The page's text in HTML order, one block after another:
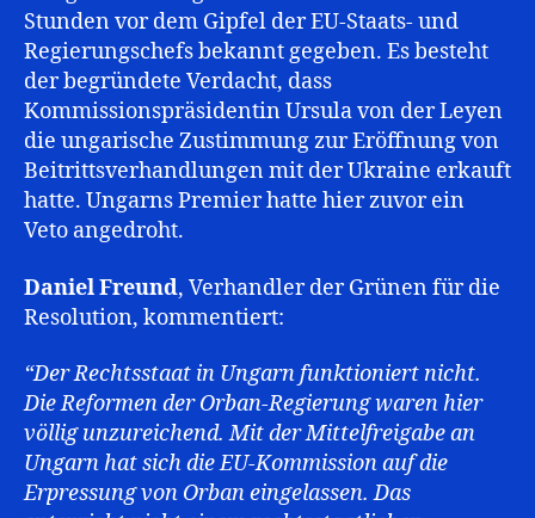
Stunden vor dem Gipfel der EU-Staats- und
Regierungschefs bekannt gegeben. Es besteht
der begründete Verdacht, dass
Kommissionspräsidentin Ursula von der Leyen
die ungarische Zustimmung zur Eröffnung von
Beitrittsverhandlungen mit der Ukraine erkauft
hatte. Ungarns Premier hatte hier zuvor ein
Veto angedroht.
Daniel Freund, Verhandler der Grünen für die
Resolution, kommentiert:
“Der Rechtsstaat in Ungarn funktioniert nicht.
Die Reformen der Orban-Regierung waren hier
völlig unzureichend. Mit der Mittelfreigabe an
Ungarn hat sich die EU-Kommission auf die
Erpressung von Orban eingelassen. Das